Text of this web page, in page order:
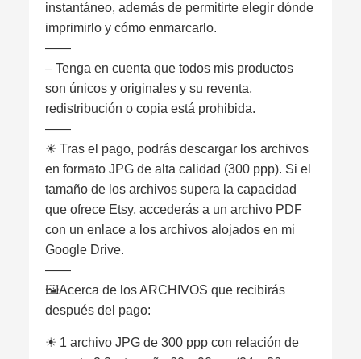
instantáneo, además de permitirte elegir dónde
imprimirlo y cómo enmarcarlo.
——
– Tenga en cuenta que todos mis productos
son únicos y originales y su reventa,
redistribución o copia está prohibida.
——
☀︎ Tras el pago, podrás descargar los archivos
en formato JPG de alta calidad (300 ppp). Si el
tamaño de los archivos supera la capacidad
que ofrece Etsy, accederás a un archivo PDF
con un enlace a los archivos alojados en mi
Google Drive.
——
🖼Acerca de los ARCHIVOS que recibirás
después del pago:
☀︎ 1 archivo JPG de 300 ppp con relación de